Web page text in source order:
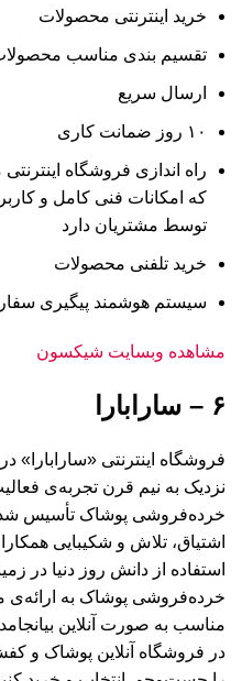
خرید اینترنتی محصولات
تقسیم بندی مناسب
ارسال سریع
۱۰ روز ضمانت کاری
راه اندازی فروشگاه
که امکانات فنی کامل و
توسط مشتریان دارد
خرید تلفنی محصولات
سیستم هوشمند پیگیری
مشاهده وبسایت شیکسون
۶ – سارابارا
نزدیک به نیم قرن تجربه‌ی
خرده‌فروشی پوشاک تأسیس شد.
اشتیاق، تلاش و شکیبایی
استفاده از دانش روز دنیا در
خرده‌فروشی پوشاک به ارائه‌ی
مناسب به صورت آنلاین
در فروشگاه آنلاین پوشاک و